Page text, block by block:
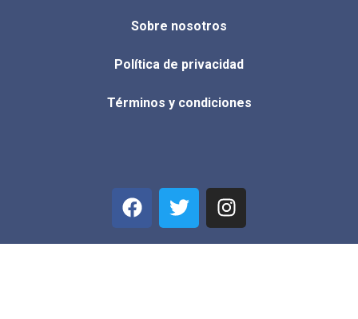
Sobre nosotros
Política de privacidad
Términos y condiciones